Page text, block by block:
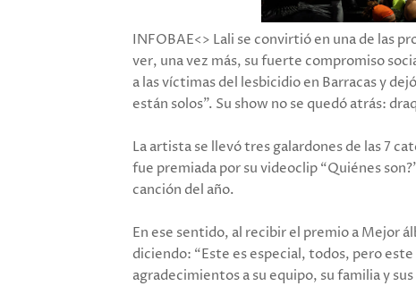
INFOBAE<> Lali se convirtió en una de las
ver, una vez más, su fuerte compromiso
a las víctimas del lesbicidio en Barracas y
están solos”. Su show no se quedó atrás:
La artista se llevó tres galardones de las 7
fue premiada por su videoclip “Quiénes
canción del año.
En ese sentido, al recibir el premio a Mejor
diciendo: “Este es especial, todos, pero
agradecimientos a su equipo, su familia y